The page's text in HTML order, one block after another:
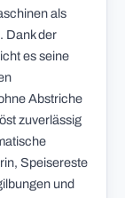
als
Dank der
es seine
Abstriche
zuverlässig
Speisereste
und